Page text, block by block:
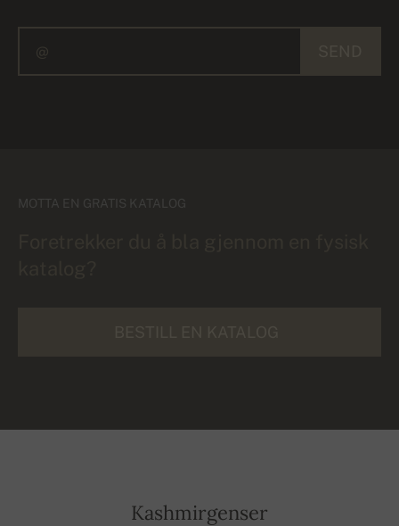
MOTTA EN GRATIS KATALOG
Kashmirgenser